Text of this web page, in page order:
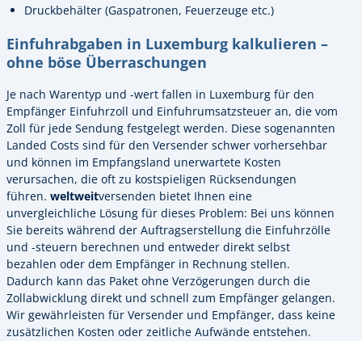
Druckbehälter (Gaspatronen, Feuerzeuge etc.)
Einfuhrabgaben in Luxemburg kalkulieren –
ohne böse Überraschungen
Je nach Warentyp und -wert fallen in Luxemburg für den
Empfänger Einfuhrzoll und Einfuhrumsatzsteuer an, die vom
Zoll für jede Sendung festgelegt werden. Diese sogenannten
Landed Costs sind für den Versender schwer vorhersehbar
und können im Empfangsland unerwartete Kosten
verursachen, die oft zu kostspieligen Rücksendungen
führen. weltweitversenden bietet Ihnen eine
unvergleichliche Lösung für dieses Problem: Bei uns können
Sie bereits während der Auftragserstellung die Einfuhrzölle
und -steuern berechnen und entweder direkt selbst
bezahlen oder dem Empfänger in Rechnung stellen.
Dadurch kann das Paket ohne Verzögerungen durch die
Zollabwicklung direkt und schnell zum Empfänger gelangen.
Wir gewährleisten für Versender und Empfänger, dass keine
zusätzlichen Kosten oder zeitliche Aufwände entstehen.